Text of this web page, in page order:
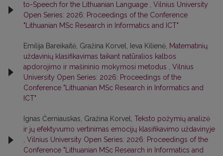
to-Speech for the Lithuanian Language , Vilnius University
Open Series: 2026: Proceedings of the Conference
"Lithuanian MSc Research in Informatics and ICT"
Emilija Bareikaitė, Gražina Korvel, Ieva Kilienė, Matematinių
uždavinių klasifikavimas taikant natūralios kalbos
apdorojimo ir mašininio mokymosi metodus , Vilnius
University Open Series: 2026: Proceedings of the
Conference "Lithuanian MSc Research in Informatics and
ICT"
Ignas Černiauskas, Gražina Korvel, Teksto požymių analizė
ir jų efektyvumo vertinimas emocijų klasifikavimo uždavinyje
, Vilnius University Open Series: 2026: Proceedings of the
Conference "Lithuanian MSc Research in Informatics and